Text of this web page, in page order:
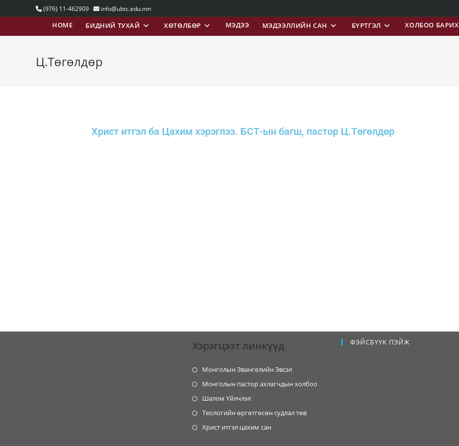
(976) 11-462909 info@ubtc.edu.mn
HOME БИДНИЙ ТУХАЙ ХӨТӨЛБӨР МЭДЭЭ МЭДЭЭЛЛИЙН САН БҮРТГЭЛ ХОЛБОО БАРИХ
Ц.Төгөлдөр
Христ итгэл ба Цахим хэрэглээ. БСТ-ын багш, пастор Ц.Төгөлдөр
Хэрэгцээт линкүүд
Монголын Эвангелийн Эвсэл
Монголын пастор ахлагчдын холбоо
Шалом Үйлчлэл
Теологийн өргөтгөсөн судлал төв
Христ итгэл цахим сан
ФЭЙСБҮҮК ПЭЙЖ